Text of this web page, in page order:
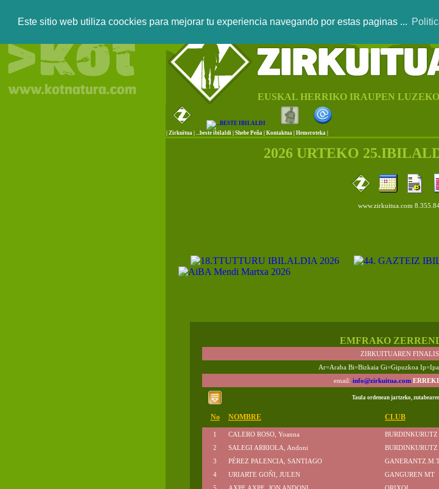
Este sitio web utiliza coockies para mejorar tu experiencia navegando por estas paginas ...
EUSKAL HERRIKO IRAUPEN
Zirkuitua ...beste ibilaldi Shebe Peña Kontaktua Hemeroteka |
2026 URTEKO
www.zirkuitua.com
EMFRAKO
ZIRKUITUAREN
Ar=Araba Bi=Bizkaia Gi=Gipuzkoa
email: info@zirkuitua.com
Taula ordenean jartzeko,
No NOMBRE CLUB
1 CALERO ROSO, Yoanna BURDINKURUTZ
2
SALEGI ARRIOLA, Andoni BURDINKURUTZ
3
PÉREZ PALENCIA, SANTIAGO
4
URIARTE GOÑI, JULEN GANGUREN MT